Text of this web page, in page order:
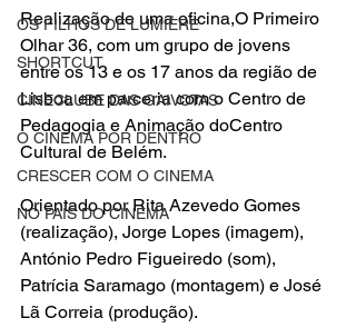
OS FILHOS DE LUMIÈRE
SHORTCUT
CINECLUBE DAS GAIVOTAS
O CINEMA POR DENTRO
CRESCER COM O CINEMA
NO PAÍS DO CINEMA
Realização de uma oficina,O Primeiro
Olhar 36, com um grupo de jovens
entre os 13 e os 17 anos da região de
Lisboa em parceria com o Centro de
Pedagogia e Animação doCentro
Cultural de Belém.
Orientado por Rita Azevedo Gomes
(realização), Jorge Lopes (imagem),
António Pedro Figueiredo (som),
Patrícia Saramago (montagem) e José
Lã Correia (produção).